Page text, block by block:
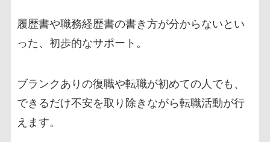
履歴書や職務経歴書の書き方が分からないとい
った、初歩的なサポート。
ブランクありの復職や転職が初めての人でも、
できるだけ不安を取り除きながら転職活動が行
えます。